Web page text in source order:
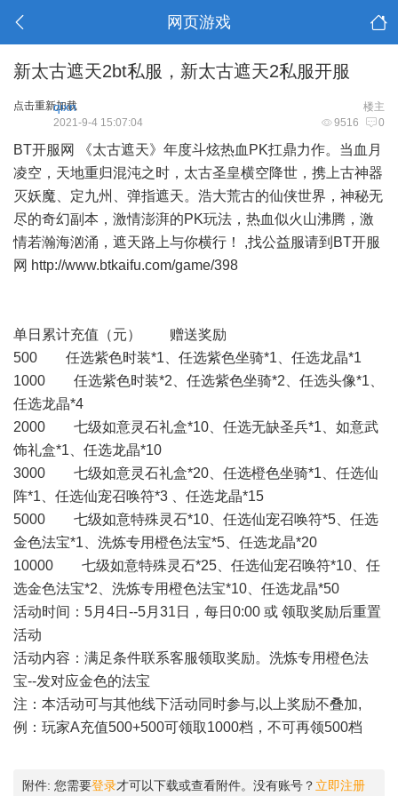
网页游戏
新太古遮天2bt私服，新太古遮天2私服开服
点击重新加载 楼主
qixn
9516 0
2021-9-4 15:07:04
BT开服网 《太古遮天》年度斗炫热血PK扛鼎力作。当血月
凌空，天地重归混沌之时，太古圣皇横空降世，携上古神器
灭妖魔、定九州、弹指遮天。浩大荒古的仙侠世界，神秘无
尽的奇幻副本，激情澎湃的PK玩法，热血似火山沸腾，激
情若瀚海汹涌，遮天路上与你横行！ ,找公益服请到BT开服
网 http://www.btkaifu.com/game/398
单日累计充值（元） 赠送奖励
500 任选紫色时装*1、任选紫色坐骑*1、任选龙晶*1
1000 任选紫色时装*2、任选紫色坐骑*2、任选头像*1、
任选龙晶*4
2000 七级如意灵石礼盒*10、任选无缺圣兵*1、如意武
饰礼盒*1、任选龙晶*10
3000 七级如意灵石礼盒*20、任选橙色坐骑*1、任选仙
阵*1、任选仙宠召唤符*3 、任选龙晶*15
5000 七级如意特殊灵石*10、任选仙宠召唤符*5、任选
金色法宝*1、洗炼专用橙色法宝*5、任选龙晶*20
10000 七级如意特殊灵石*25、任选仙宠召唤符*10、任
选金色法宝*2、洗炼专用橙色法宝*10、任选龙晶*50
活动时间：5月4日--5月31日，每日0:00 或 领取奖励后重置
活动
活动内容：满足条件联系客服领取奖励。洗炼专用橙色法
宝--发对应金色的法宝
注：本活动可与其他线下活动同时参与,以上奖励不叠加,
例：玩家A充值500+500可领取1000档，不可再领500档
附件: 您需要登录才可以下载或查看附件。没有账号？ 立即注册